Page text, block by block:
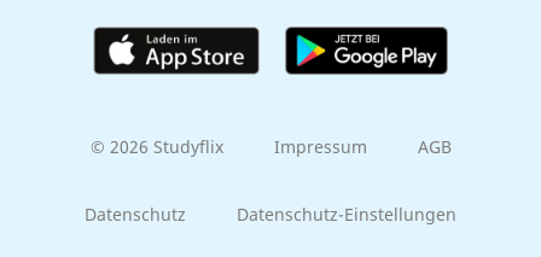
© 2026 Studyflix Impressum AGB
Datenschutz Datenschutz-Einstellungen